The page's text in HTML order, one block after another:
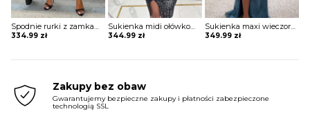
Spodnie rurki z zamkami Arvida
334.99 zł
Sukienka midi ołówkowa z kopertowym dekoltem Ayano
344.99 zł
Sukienka maxi wieczorowa z gorsetowym topem Alija
349.99 zł
Zakupy bez obaw
Gwarantujemy bezpieczne zakupy i płatności zabezpieczone
technologią SSL